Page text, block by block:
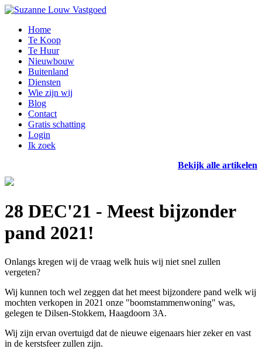
Home
Te Koop
Te Huur
Nieuwbouw
Buitenland
Diensten
Wie zijn wij
Blog
Contact
Gratis schatting
Login
Ik zoek
Bekijk alle artikelen
28 DEC'21 - Meest bijzonder
pand 2021!
Onlangs kregen wij de vraag welk huis wij niet snel zullen
vergeten?
Wij kunnen toch wel zeggen dat het meest bijzondere pand welk wij
mochten verkopen in 2021 onze "boomstammenwoning" was,
gelegen te Dilsen-Stokkem, Haagdoorn 3A.
Wij zijn ervan overtuigd dat de nieuwe eigenaars hier zeker en vast
in de kerstsfeer zullen zijn.